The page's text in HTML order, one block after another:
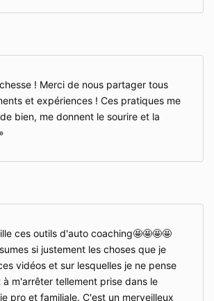
! Merci de nous partager tous
et expériences ! Ces pratiques me
bien, me donnent le sourire et la
ces outils d'auto coaching🤩🤩🤩🤩
si justement les choses que je
vidéos et sur lesquelles je ne pense
m'arrêter tellement prise dans le
pro et familiale. C'est un merveilleux